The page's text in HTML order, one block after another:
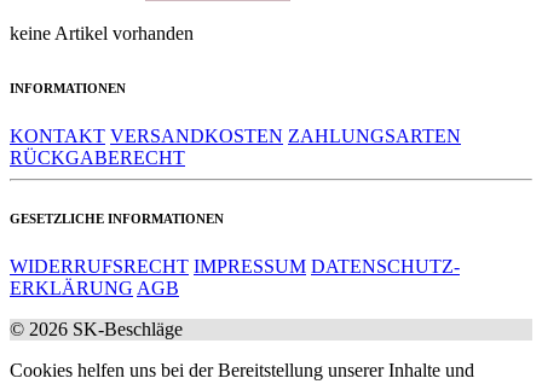
keine Artikel vorhanden
INFORMATIONEN
KONTAKT VERSANDKOSTEN ZAHLUNGSARTEN
RÜCKGABERECHT
GESETZLICHE INFORMATIONEN
WIDERRUFS­RECHT IMPRESSUM DATEN­SCHUTZ­
ERKLÄRUNG AGB
© 2026 SK-Beschläge
Cookies helfen uns bei der Bereitstellung unserer Inhalte und